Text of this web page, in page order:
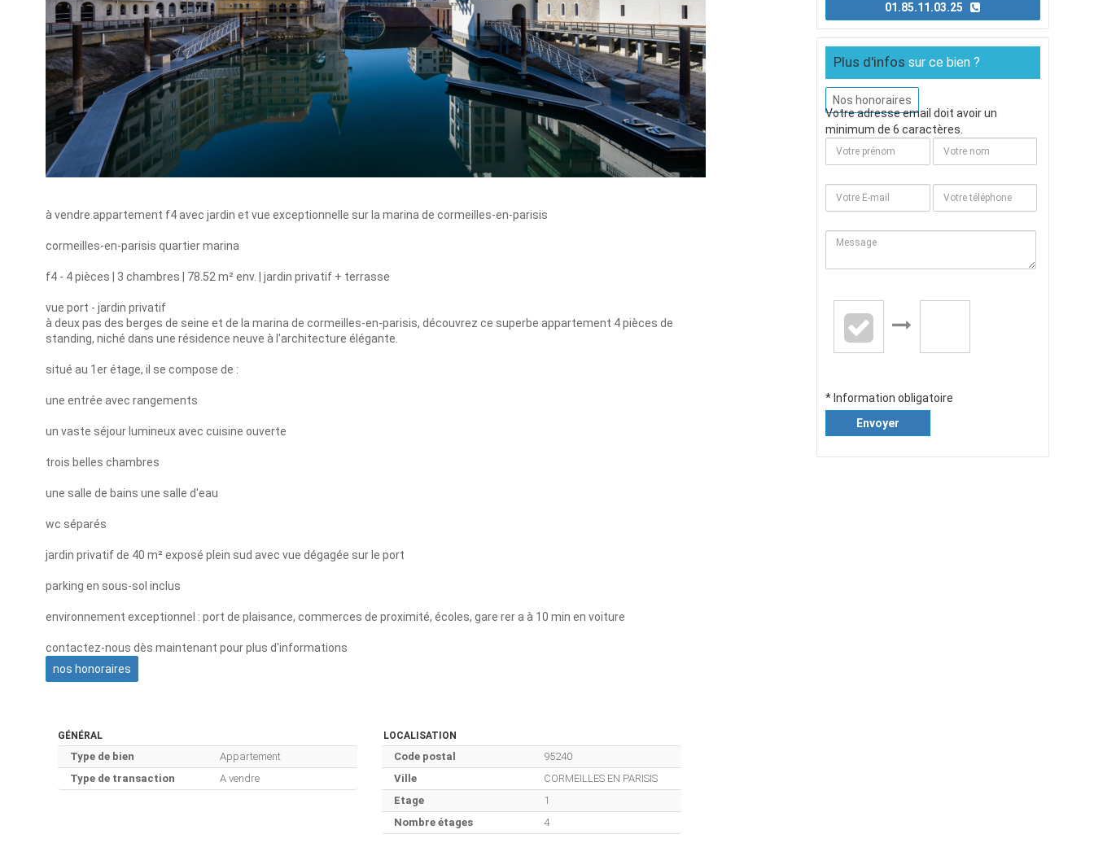
à vendre appartement f4 avec jardin et vue exceptionnelle sur la marina de cormeilles-en-parisis
cormeilles-en-parisis quartier marina
f4 - 4 pièces | 3 chambres | 78.52 m² env. | jardin privatif + terrasse
vue port - jardin privatif
à deux pas des berges de seine et de la marina de cormeilles-en-parisis, découvrez ce superbe appartement 4 pièces de
standing, niché dans une résidence neuve à l'architecture élégante.
situé au 1er étage, il se compose de :
une entrée avec rangements
un vaste séjour lumineux avec cuisine ouverte
trois belles chambres
une salle de bains une salle d'eau
wc séparés
jardin privatif de 40 m² exposé plein sud avec vue dégagée sur le port
parking en sous-sol inclus
environnement exceptionnel : port de plaisance, commerces de proximité, écoles, gare rer a à 10 min en voiture
contactez-nous dès maintenant pour plus d'informations
nos honoraires
GÉNÉRAL
Type de bien
Appartement
Type de transaction
A vendre
LOCALISATION
Code postal
95240
Ville
CORMEILLES EN PARISIS
Etage
1
Nombre étages
4
01.85.11.03.25
Plus d'infos sur ce bien ?
Nos honoraires
Votre adresse email doit avoir un
minimum de 6 caractères.
* Information obligatoire
Envoyer